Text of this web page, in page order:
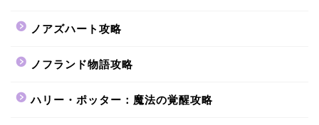
ノアズハート攻略
ノフランド物語攻略
ハリー・ポッター：魔法の覚醒攻略